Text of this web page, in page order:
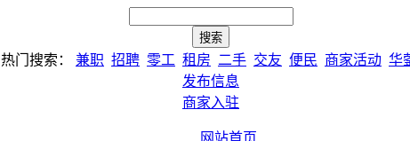
热门搜索： 兼职 招聘 零工 租房 二手 交友 便民 商家活动 华
发布信息
商家入驻
网站首页